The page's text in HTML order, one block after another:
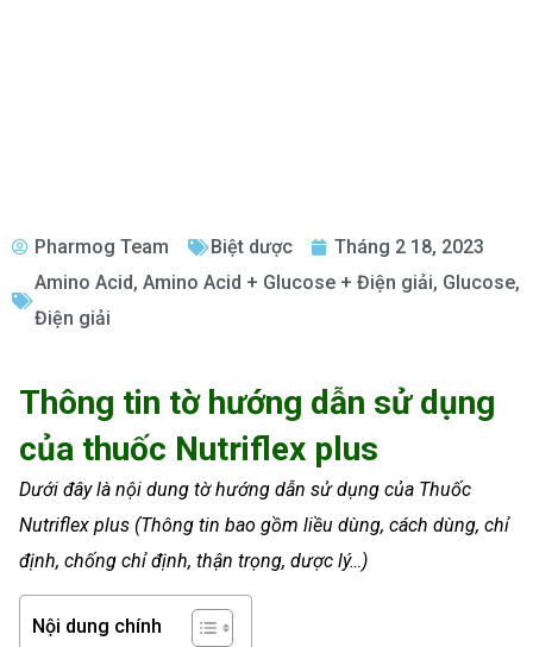
Pharmog Team Biệt dược
Tháng 2 18, 2023
Amino Acid, Amino Acid + Glucose + Điện giải, Glucose,
Điện giải
Thông tin tờ hướng dẫn sử dụng
của thuốc Nutriflex plus
Dưới đây là nội dung tờ hướng dẫn sử dụng của Thuốc
Nutriflex plus (Thông tin bao gồm liều dùng, cách dùng, chỉ
định, chống chỉ định, thận trọng, dược lý…)
Nội dung chính